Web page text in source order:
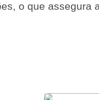
o que assegura